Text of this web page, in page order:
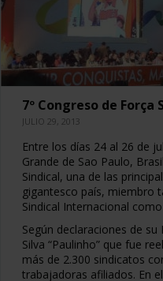
7º Congreso de Força
JULIO 29, 2013
Entre los días 24 al 26 de
Grande de Sao Paulo,
Sindical, una de las
gigantesco país, miembro
Sindical Internacional como
Según declaraciones de
Silva “Paulinho” que fue
más de 2.300 sindicatos
trabajadoras afiliados. En